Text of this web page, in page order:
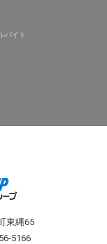
バイト
東縄65
5166